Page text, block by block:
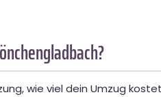
wie viel dein Umzug